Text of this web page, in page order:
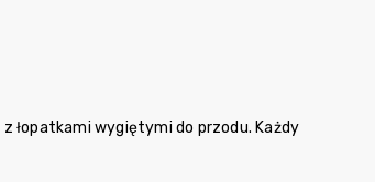
łopatkami wygiętymi do przodu. Każdy